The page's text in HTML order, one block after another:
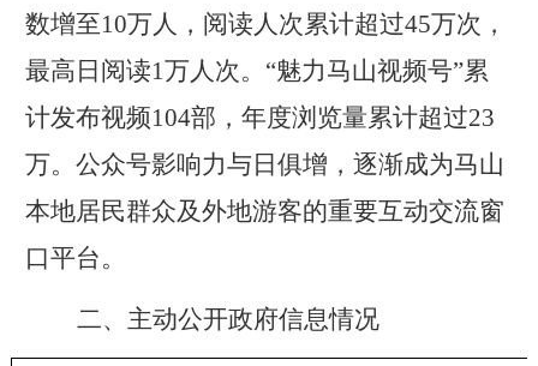
数增至10万人， 阅读人次累计超过45万次，
最高日阅读1万人次。 “魅力马山视频号”累
计发布视频104部， 年度浏览量累计超过23
万。 公众号影响力与日俱增，逐渐成为马山
本地居民群众及外地游客的重要互动交流窗
口平台。
二、主动公开政府信息情况